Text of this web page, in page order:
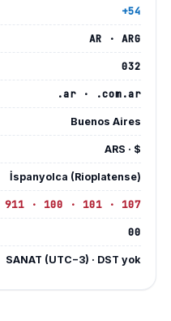
+54
AR · ARG
032
.ar · .com.ar
Buenos Aires
ARS · $
İspanyolca (Rioplatense)
911 · 100 · 101 · 107
00
SANAT (UTC−3) · DST yok